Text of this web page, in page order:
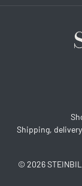
© 2026
Shipping,